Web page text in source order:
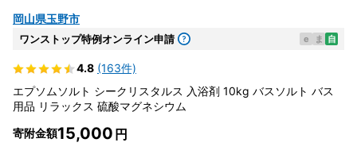
岡山県玉野市
ワンストップ特例オンライン申請 e ま 自
4.8 (163件)
エプソムソルト シークリスタルス 入浴剤 10kg バスソルト バス
用品 リラックス 硫酸マグネシウム
寄附金額15,000